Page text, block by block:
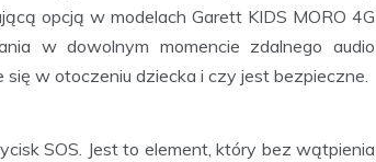
opcją w modelach Garett KIDS MORO 4G
w dowolnym momencie zdalnego audio
w otoczeniu dziecka i czy jest bezpieczne.
SOS. Jest to element, który bez wątpienia